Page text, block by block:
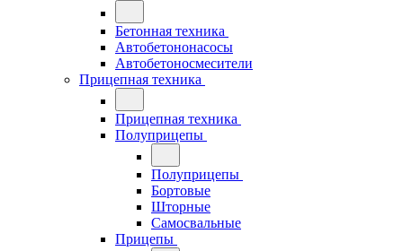
Бетонная техника
Автобетононасосы
Автобетоносмесители
Прицепная техника
Прицепная техника
Полуприцепы
Полуприцепы
Бортовые
Шторные
Самосвальные
Прицепы